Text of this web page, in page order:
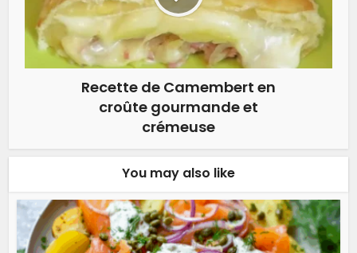
Recette de Camembert en
croûte gourmande et
crémeuse
You may also like